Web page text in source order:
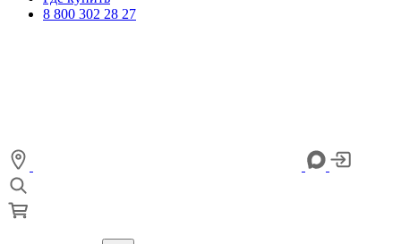
8 800 302 28 27